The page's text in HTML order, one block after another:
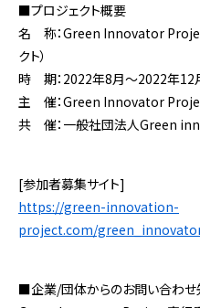
■プロジェクト概要
名 称：Green Innovator Project
クト）
時 期：2022年8月～2022年12
主 催：Green Innovator
共 催：一般社団法人Green
[参加者募集サイト]
https://green-innovation-
project.com/
■企業/団体からのお問い合わせ